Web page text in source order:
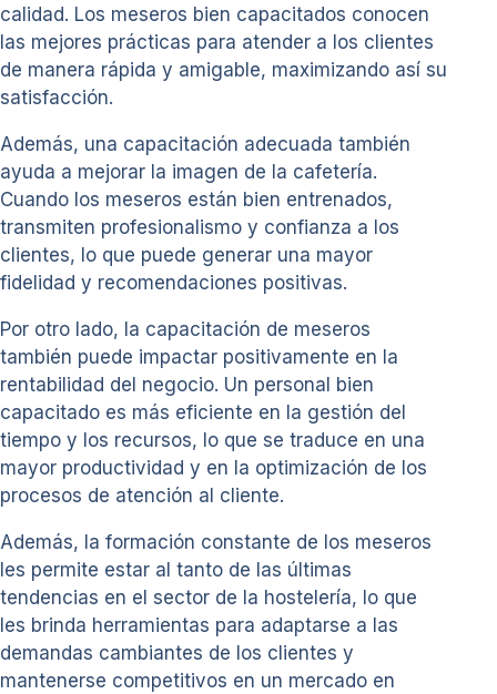
calidad. Los meseros bien capacitados conocen
las mejores prácticas para atender a los clientes
de manera rápida y amigable, maximizando así su
satisfacción.
Además, una capacitación adecuada también
ayuda a mejorar la imagen de la cafetería.
Cuando los meseros están bien entrenados,
transmiten profesionalismo y confianza a los
clientes, lo que puede generar una mayor
fidelidad y recomendaciones positivas.
Por otro lado, la capacitación de meseros
también puede impactar positivamente en la
rentabilidad del negocio. Un personal bien
capacitado es más eficiente en la gestión del
tiempo y los recursos, lo que se traduce en una
mayor productividad y en la optimización de los
procesos de atención al cliente.
Además, la formación constante de los meseros
les permite estar al tanto de las últimas
tendencias en el sector de la hostelería, lo que
les brinda herramientas para adaptarse a las
demandas cambiantes de los clientes y
mantenerse competitivos en un mercado en